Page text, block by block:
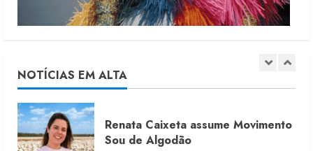
NOTÍCIAS EM ALTA
2
5 de agosto de 2026
Fakini prevê R$345 milhões de
receita em 2026